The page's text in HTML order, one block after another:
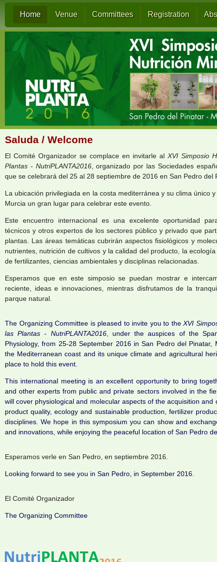
Home Venue Committees Registration
Saluda / Welcome
El Comité Organizador se complace en invitarle al XVI Simposio
Plantas - NutriPLANTA2016, organizado por las Sociedades
que se celebrará del 25 al 28 septiembre de 2016 en San Pedro del
La ubicación privilegiada en la costa mediterránea y su clima único
Murcia un gran lugar para celebrar este evento.
Este encuentro internacional es una excelente oportunidad
técnicos y otros expertos de los sectores público y privado que
plantas. Las áreas temáticas cubrirán aspectos fisiológicos y
nutrientes, nutrición de cultivos y la calidad del producto, la
de fertilizantes, ciencias ambientales y disciplinas relacionadas.
Esperamos que en este simposio se puedan mostrar e
reciente, ideas e innovaciones, mientras disfrutamos de la
parque natural.
The Organizing Committee is pleased to invite you to theXVI
las Plantas - NutriPLANTA2016, under the auspices of the
Physiology, from 25-28 September 2016 in San Pedro del
the Mediterranean coast and its unique climate and agricultural
place to hold this event.
This international meeting is an excellent opportunity to bring
and other experts from public and private sectors involved in the
will cover physiological and molecular aspects of the acquisition
product quality, ecology and sustainable production, fertilizer
disciplines. We hope in this symposium you can show and
and innovations, while enjoying the peaceful location of San Pedro
Esperamos verle en San Pedro, en septiembre 2016.
Looking forward to see you in San Pedro, in September 2016.
El Comité Organizador
The Organizing Committee